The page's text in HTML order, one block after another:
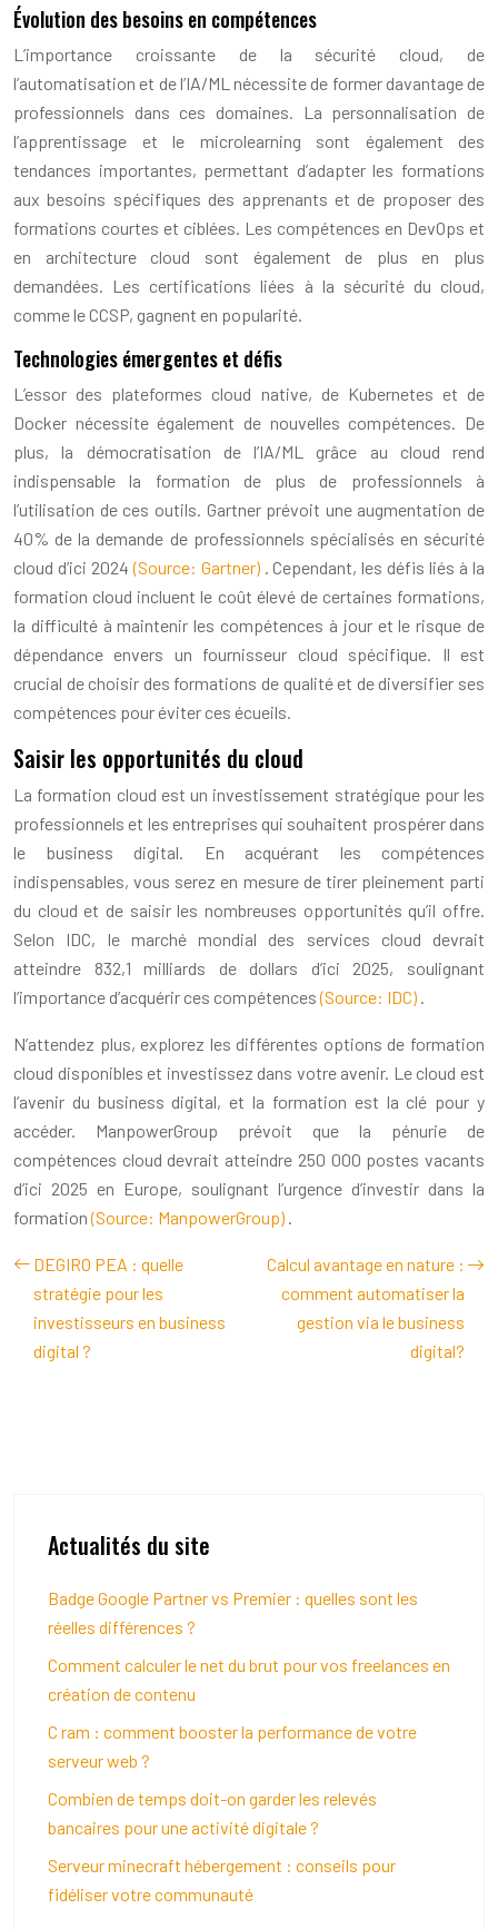
Évolution des besoins en compétences
L’importance croissante de la sécurité cloud, de
l’automatisation et de l’IA/ML nécessite de former davantage de
professionnels dans ces domaines. La personnalisation de
l’apprentissage et le microlearning sont également des
tendances importantes, permettant d’adapter les formations
aux besoins spécifiques des apprenants et de proposer des
formations courtes et ciblées. Les compétences en DevOps et
en architecture cloud sont également de plus en plus
demandées. Les certifications liées à la sécurité du cloud,
comme le CCSP, gagnent en popularité.
Technologies émergentes et défis
L’essor des plateformes cloud native, de Kubernetes et de
Docker nécessite également de nouvelles compétences. De
plus, la démocratisation de l’IA/ML grâce au cloud rend
indispensable la formation de plus de professionnels à
l’utilisation de ces outils. Gartner prévoit une augmentation de
40% de la demande de professionnels spécialisés en sécurité
cloud d’ici 2024(Source: Gartner) . Cependant, les défis liés à la
formation cloud incluent le coût élevé de certaines formations,
la difficulté à maintenir les compétences à jour et le risque de
dépendance envers un fournisseur cloud spécifique. Il est
crucial de choisir des formations de qualité et de diversifier ses
compétences pour éviter ces écueils.
Saisir les opportunités du cloud
La formation cloud est un investissement stratégique pour les
professionnels et les entreprises qui souhaitent prospérer dans
le business digital. En acquérant les compétences
indispensables, vous serez en mesure de tirer pleinement parti
du cloud et de saisir les nombreuses opportunités qu’il offre.
Selon IDC, le marché mondial des services cloud devrait
atteindre 832,1 milliards de dollars d’ici 2025, soulignant
l’importance d’acquérir ces compétences(Source: IDC)
N’attendez plus, explorez les différentes options de formation
cloud disponibles et investissez dans votre avenir. Le cloud est
l’avenir du business digital, et la formation est la clé pour y
accéder. ManpowerGroup prévoit que la pénurie de
compétences cloud devrait atteindre 250 000 postes vacants
d’ici 2025 en Europe, soulignant l’urgence d’investir dans la
formation(Source: ManpowerGroup)
DEGIRO PEA : quelle
stratégie pour les
investisseurs en business
digital ?
Calcul avantage en nature :
comment automatiser la
gestion via le business
digital?
Actualités du site
Badge Google Partner vs Premier : quelles sont les
réelles différences ?
Comment calculer le net du brut pour vos freelances en
création de contenu
C ram : comment booster la performance de votre
serveur web ?
Combien de temps doit-on garder les relevés
bancaires pour une activité digitale ?
Serveur minecraft hébergement : conseils pour
fidéliser votre communauté